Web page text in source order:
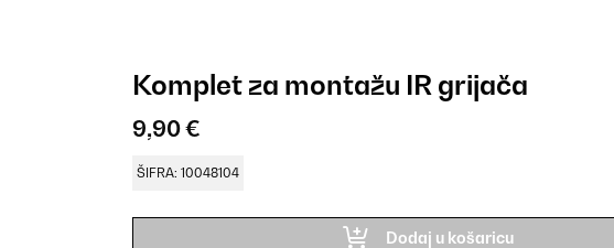
Komplet za montažu IR grijača
9,90 €
ŠIFRA: 10048104
Dodaj u košaricu